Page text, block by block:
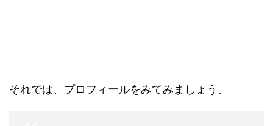
それでは、プロフィールをみてみましょう、